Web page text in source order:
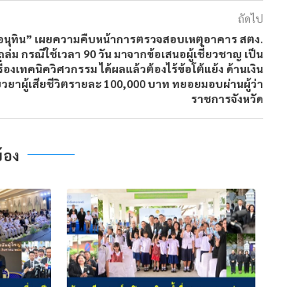
ถัดไป
นุทิน” เผยความคืบหน้าการตรวจสอบเหตุอาคาร สตง.
ล่ม กรณีใช้เวลา 90 วัน มาจากข้อเสนอผู้เชี่ยวชาญ เป็น
องเทคนิควิศวกรรม ได้ผลแล้วต้องไร้ข้อโต้แย้ง ด้านเงิน
วยาผู้เสียชีวิตรายละ 100,000 บาท ทยอยมอบผ่านผู้ว่า
ราชการจังหวัด
ง